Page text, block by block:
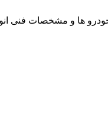
ها و مشخصات فنی